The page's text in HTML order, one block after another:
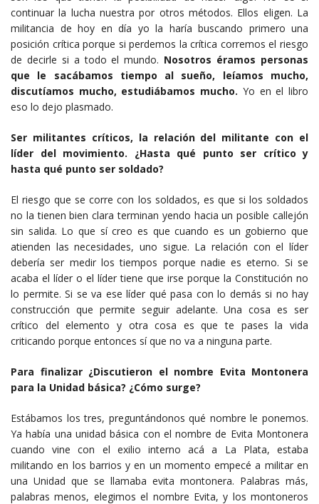
continuar la lucha nuestra por otros métodos. Ellos eligen. La
militancia de hoy en día yo la haría buscando primero una
posición crítica porque si perdemos la crítica corremos el riesgo
de decirle si a todo el mundo. Nosotros éramos personas
que le sacábamos tiempo al sueño, leíamos mucho,
discutíamos mucho, estudiábamos mucho. Yo en el libro
eso lo dejo plasmado.
Ser militantes críticos, la relación del militante con el
líder del movimiento. ¿Hasta qué punto ser crítico y
hasta qué punto ser soldado?
El riesgo que se corre con los soldados, es que si los soldados
no la tienen bien clara terminan yendo hacia un posible callejón
sin salida. Lo que sí creo es que cuando es un gobierno que
atienden las necesidades, uno sigue. La relación con el líder
debería ser medir los tiempos porque nadie es eterno. Si se
acaba el líder o el líder tiene que irse porque la Constitución no
lo permite. Si se va ese líder qué pasa con lo demás si no hay
construcción que permite seguir adelante. Una cosa es ser
crítico del elemento y otra cosa es que te pases la vida
criticando porque entonces sí que no va a ninguna parte.
Para finalizar ¿Discutieron el nombre Evita Montonera
para la Unidad básica? ¿Cómo surge?
Estábamos los tres, preguntándonos qué nombre le ponemos.
Ya había una unidad básica con el nombre de Evita Montonera
cuando vine con el exilio interno acá a La Plata, estaba
militando en los barrios y en un momento empecé a militar en
una Unidad que se llamaba evita montonera. Palabras más,
palabras menos, elegimos el nombre Evita, y los montoneros